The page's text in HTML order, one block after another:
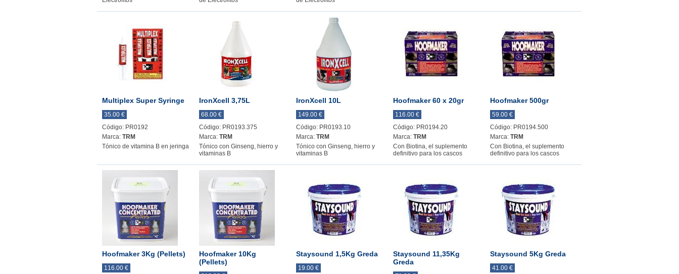
Multiplex Super Syringe
35.00 €
Código: PR0192
Marca: TRM
Tónico de vitamina B en jeringa
IronXcell 3,75L
68.00 €
Código: PR0193.375
Marca: TRM
Tónico con Ginseng, hierro y
vitaminas B
IronXcell 10L
149.00 €
Código: PR0193.10
Marca: TRM
Tónico con Ginseng, hierro y
vitaminas B
Hoofmaker 60 x 20gr
116.00 €
Código: PR0194.20
Marca: TRM
Con Biotina, el suplemento
definitivo para los cascos
Hoofmaker 500gr
59.00 €
Código: PR0194.500
Marca: TRM
Con Biotina, el suplemento
definitivo para los cascos
Hoofmaker 3Kg (Pellets)
116.00 €
Hoofmaker 10Kg
(Pellets)
Staysound 1,5Kg Greda
19.00 €
Staysound 11,35Kg
Greda
Staysound 5Kg Greda
41.00 €